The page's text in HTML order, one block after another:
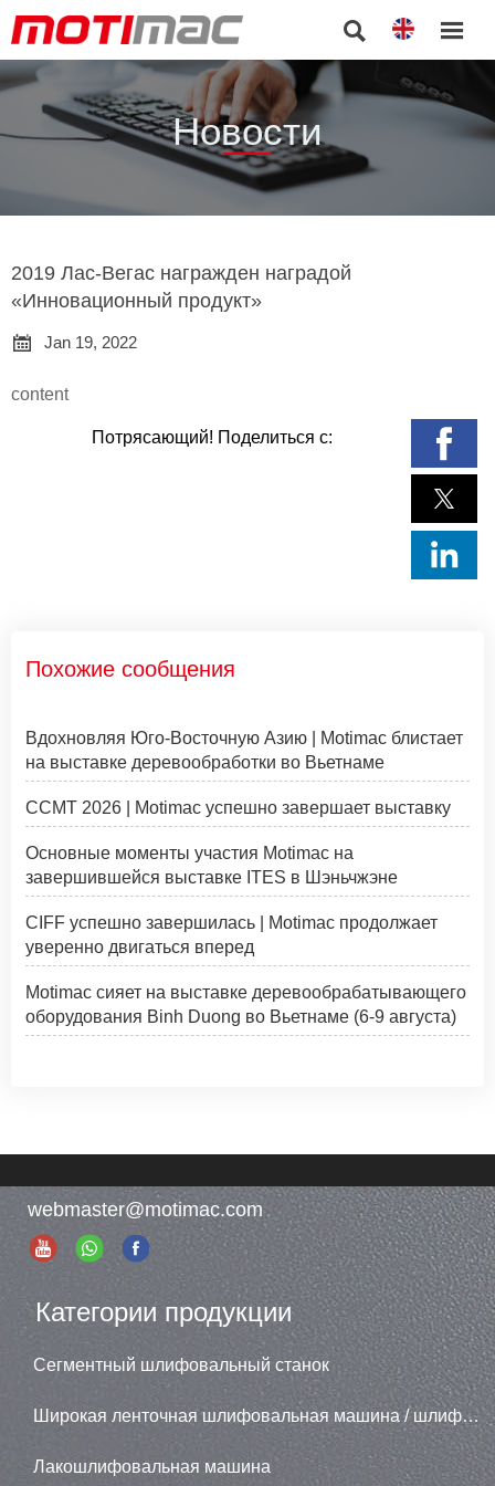
 
Новости
2019 Лас-Вегас награжден наградой
«Инновационный продукт»

Jan 19, 2022
content
Потрясающий! Поделиться с:
Похожие сообщения
Вдохновляя Юго-Восточную Азию | Motimac блистает
на выставке деревообработки во Вьетнаме
CCMT 2026 | Motimac успешно завершает выставку
Основные моменты участия Motimac на
завершившейся выставке ITES в Шэньчжэне
CIFF успешно завершилась | Motimac продолжает
уверенно двигаться вперед
Motimac сияет на выставке деревообрабатывающего
оборудования Binh Duong во Вьетнаме (6-9 августа)
webmaster@motimac.com
Категории продукции
Сегментный шлифовальный станок
Широкая ленточная шлифовальная машина / шлифовальная машина
Лакошлифовальная машина